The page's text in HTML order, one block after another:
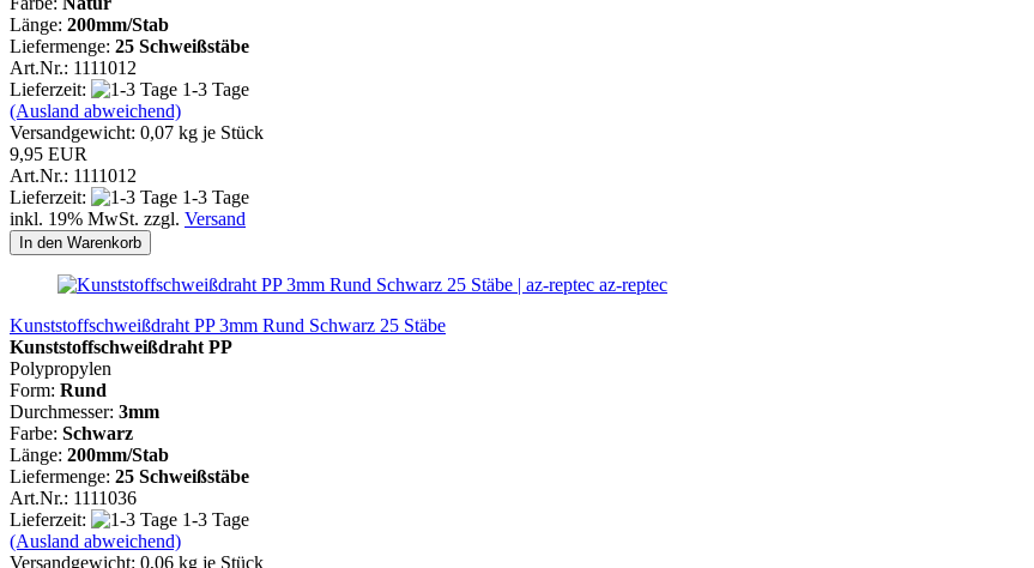
Länge: 200mm/Stab
Liefermenge: 25 Schweißstäbe
Art.Nr.: 1111012
Lieferzeit:
1-3 Tage
(Ausland abweichend)
Versandgewicht: 0,07 kg je Stück
9,95 EUR
Art.Nr.: 1111012
Lieferzeit:
1-3 Tage
inkl. 19% MwSt. zzgl. Versand
In den Warenkorb
az-reptec
Kunststoffschweißdraht PP 3mm Rund Schwarz 25 Stäbe
Kunststoffschweißdraht PP
Polypropylen
Form: Rund
Durchmesser: 3mm
Farbe: Schwarz
Länge: 200mm/Stab
Liefermenge: 25 Schweißstäbe
Art.Nr.: 1111036
Lieferzeit:
1-3 Tage
(Ausland abweichend)
Versandgewicht: 0,06 kg je Stück